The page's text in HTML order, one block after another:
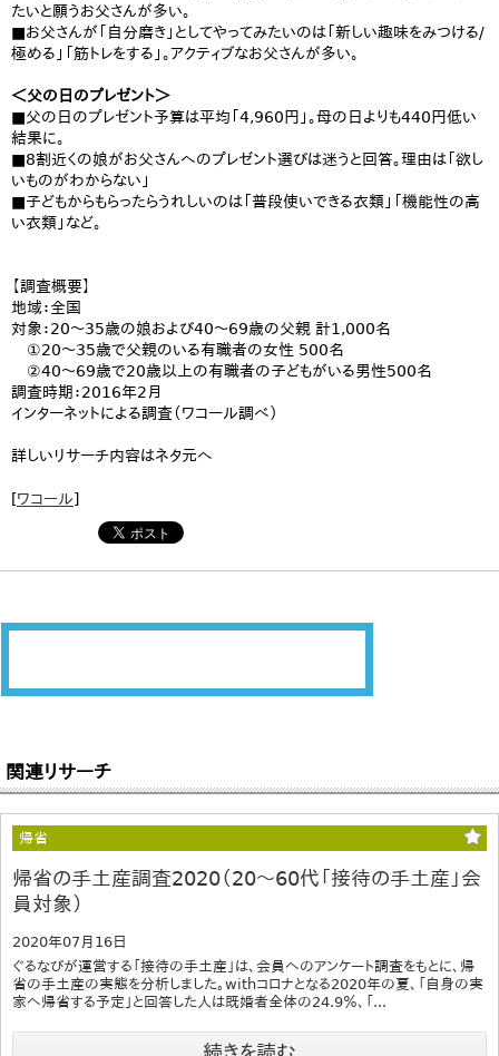
たいと願うお父さんが多い。
■お父さんが「自分磨き」としてやってみたいのは「新しい趣味をみつける/
極める」「筋トレをする」。アクティブなお父さんが多い。
＜父の日のプレゼント＞
■父の日のプレゼント予算は平均「4,960円」。母の日よりも440円低い
結果に。
■8割近くの娘がお父さんへのプレゼント選びは迷うと回答。理由は「欲し
いものがわからない」
■子どもからもらったらうれしいのは「普段使いできる衣類」「機能性の高
い衣類」など。
【調査概要】
地域：全国
対象：20～35歳の娘および40～69歳の父親 計1,000名
①20～35歳で父親のいる有職者の女性 500名
②40～69歳で20歳以上の有職者の子どもがいる男性500名
調査時期：2016年2月
インターネットによる調査（ワコール調べ）
詳しいリサーチ内容はネタ元へ
[ワコール]
関連リサーチ
帰省
帰省の手土産調査2020（20～60代「接待の手土産」会
員対象）
2020年07月16日
ぐるなびが運営する「接待の手土産」は、会員へのアンケート調査をもとに、帰
省の手土産の実態を分析しました。withコロナとなる2020年の夏、「自身の実
家へ帰省する予定」と回答した人は既婚者全体の24.9％、「...